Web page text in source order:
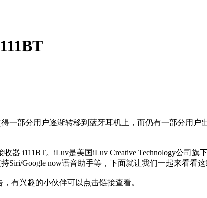
一部分用户逐渐转移到蓝牙耳机上，而仍有一部分用
i111BT。iLuv是美国iLuv Creative Technology公司旗
Siri/Google now语音助手等，下面就让我们一起来看看
有兴趣的小伙伴可以点击链接查看。